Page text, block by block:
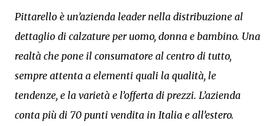
Pittarello è un’azienda leader nella distribuzione al
dettaglio di calzature per uomo, donna e bambino. Una
realtà che pone il consumatore al centro di tutto,
sempre attenta a elementi quali la qualità, le
tendenze, e la varietà e l’offerta di prezzi. L’azienda
conta più di 70 punti vendita in Italia e all’estero.